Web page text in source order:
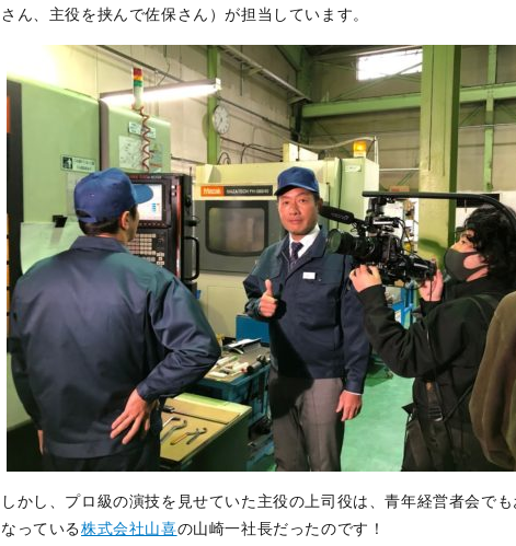
さん、主役を挟んで佐保さん）が担当しています。
しかし、プロ級の演技を見せていた主役の上司役は、青年経営者会でも
なっている株式会社山喜の山崎一社長だったのです！